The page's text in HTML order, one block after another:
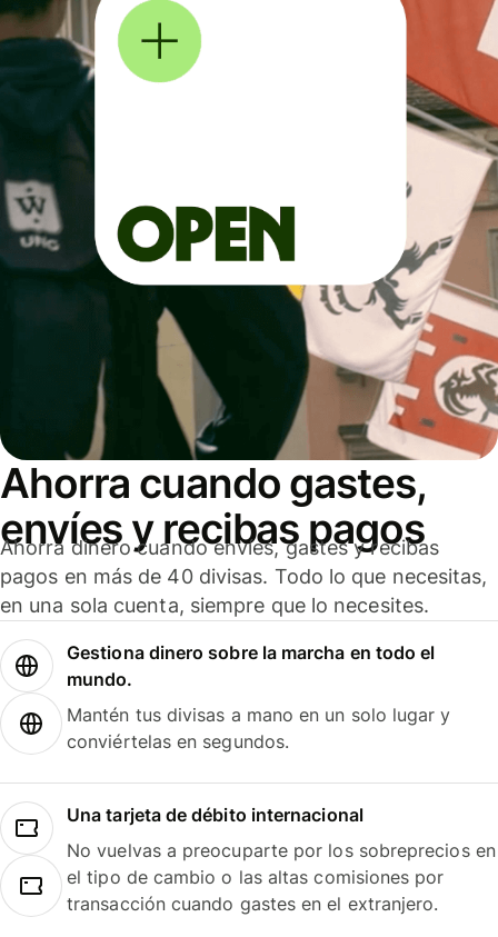
Ahorra cuando gastes,
envíes y recibas pagos
Ahorra dinero cuando envíes, gastes y recibas
pagos en más de 40 divisas. Todo lo que necesitas,
en una sola cuenta, siempre que lo necesites.
Gestiona dinero sobre la marcha en todo el
mundo.
Mantén tus divisas a mano en un solo lugar y
conviértelas en segundos.
Una tarjeta de débito internacional
No vuelvas a preocuparte por los sobreprecios en
el tipo de cambio o las altas comisiones por
transacción cuando gastes en el extranjero.